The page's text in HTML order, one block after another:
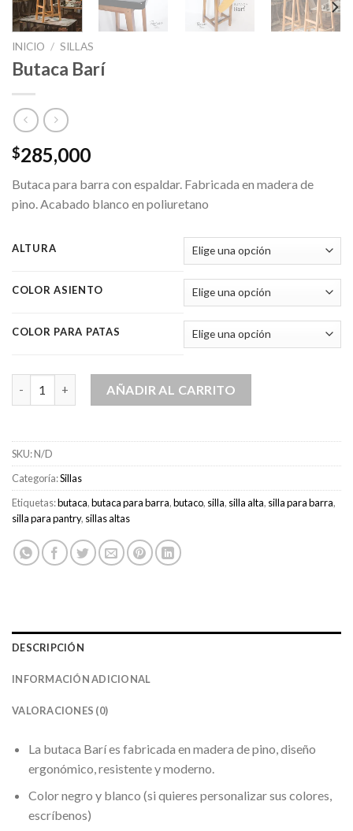
INICIO / SILLAS
Butaca Barí
$285,000
Butaca para barra con espaldar. Fabricada en madera de
pino. Acabado blanco en poliuretano
ALTURA
COLOR ASIENTO
COLOR PARA PATAS
Butaca Barí cantidadAÑADIR AL CARRITO
SKU:N/D
Categoría:Sillas
Etiquetas:butaca,butaca para barra,butaco, silla, silla alta, silla para barra,
silla para pantry, sillas altas
DESCRIPCIÓN
INFORMACIÓN ADICIONAL
VALORACIONES (0)
La butaca Barí es fabricada en madera de pino, diseño
ergonómico, resistente y moderno.
Color negro y blanco (si quieres personalizar sus colores,
escríbenos)